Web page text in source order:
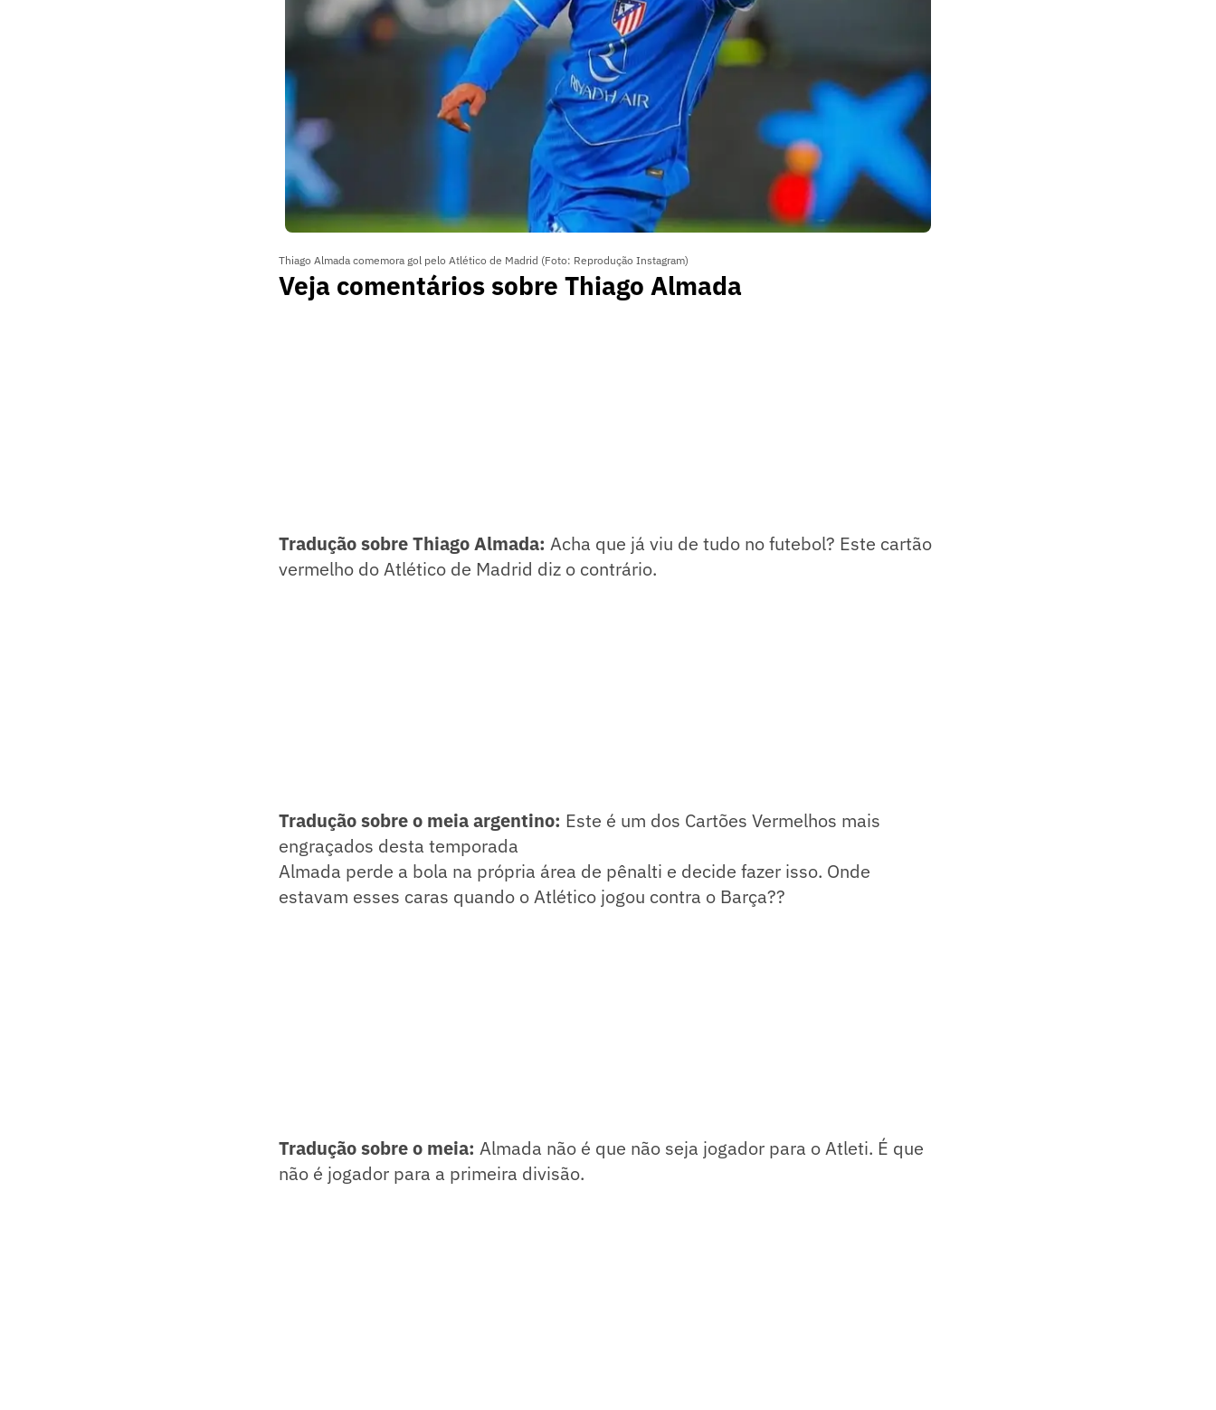
Thiago Almada comemora gol pelo Atlético de Madrid (Foto: Reprodução Instagram)
Veja comentários sobre Thiago Almada
Tradução sobre Thiago Almada: Acha que já viu de tudo no futebol? Este cartão
vermelho do Atlético de Madrid diz o contrário.
Tradução sobre o meia argentino: Este é um dos Cartões Vermelhos mais
engraçados desta temporada
Almada perde a bola na própria área de pênalti e decide fazer isso. Onde
estavam esses caras quando o Atlético jogou contra o Barça??
Tradução sobre o meia: Almada não é que não seja jogador para o Atleti. É que
não é jogador para a primeira divisão.